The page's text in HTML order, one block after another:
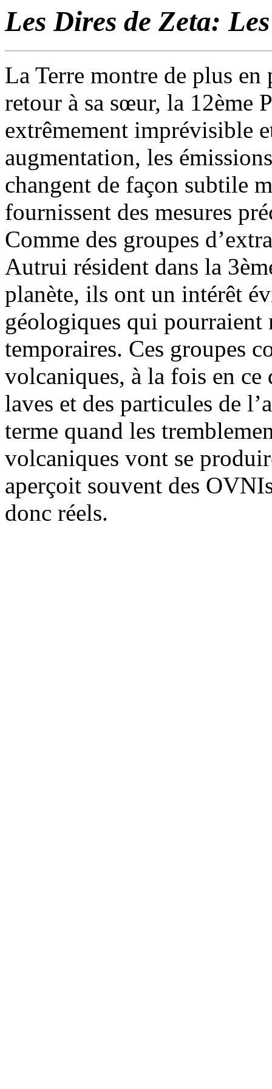
Les Dires de Zeta:
La Terre montre de plus en
retour à sa sœur, la 12ème
extrêmement imprévisible
augmentation, les
changent de façon subtile
fournissent des mesures
Comme des groupes
Autrui résident dans la
planète, ils ont un intérêt
géologiques qui pourraient
temporaires. Ces groupes
volcaniques, à la fois en
laves et des particules de
terme quand les
volcaniques vont se
aperçoit souvent des
donc réels.